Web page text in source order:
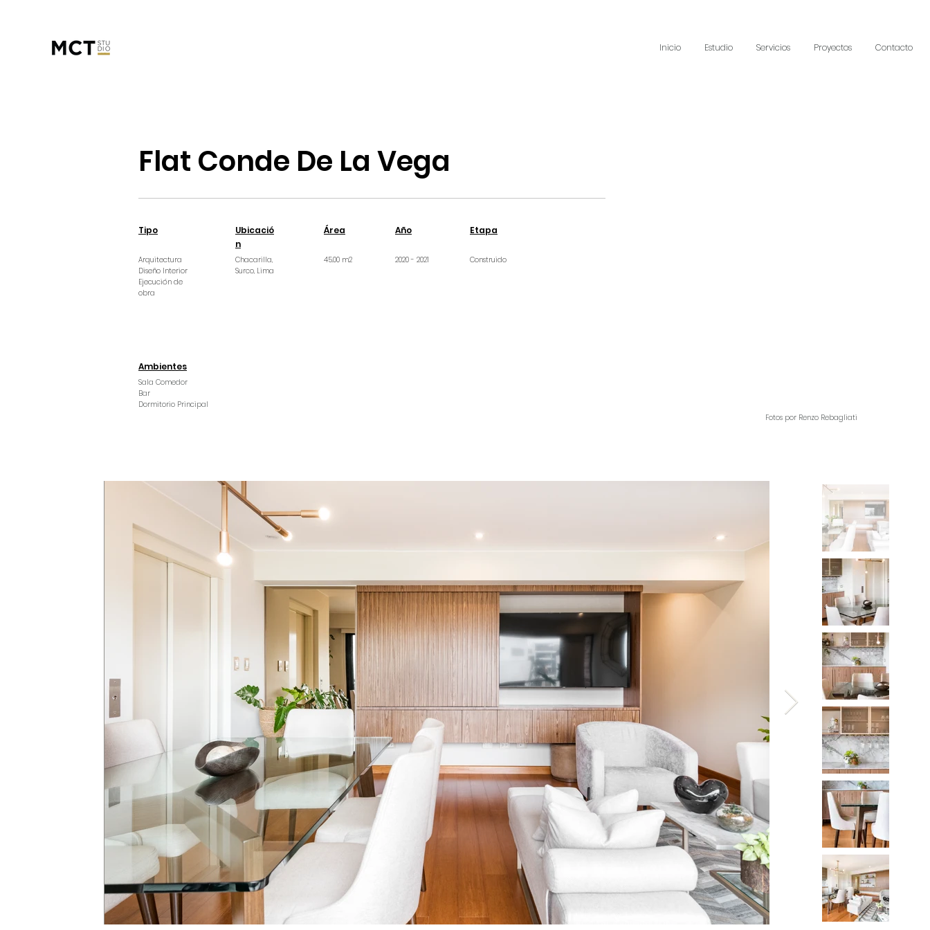
Inicio Estudio Servicios Proyectos Contacto
Flat Conde De La Vega
Tipo
Arquitectura
Diseño Interior
Ejecución de
obra
Ubicació
n
Chacarilla,
Surco, Lima
Área
45.00 m2
Año
2020 - 2021
Etapa
Construido
Ambientes
Sala Comedor
Bar
Dormitorio Principal
Fotos por Renzo Rebagliati